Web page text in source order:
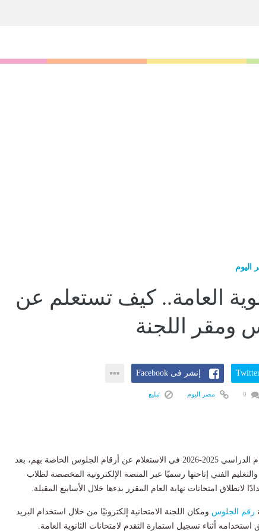
اليوم
العامة.. كيف تستعلم عن
ومقر اللجنة
إنشر فى Facebook
مصر اليوم تبليغ
للعام الدراسي 2025-2026 في الاستعلام عن أرقام الجلوس الخاصة بهم، بعد
والتعليم الفني إتاحتها رسميًا عبر المنصة الإلكترونية المخصصة لطلاب
لانطلاق امتحانات نهاية العام المقرر بدءها خلال الأسابيع المقبلة.
رقم الجلوس ومكان اللجنة الامتحانية إلكترونيًا من خلال استخدام البريد
أثناء تسجيل استمارة التقدم لامتحانات الثانوية العامة.